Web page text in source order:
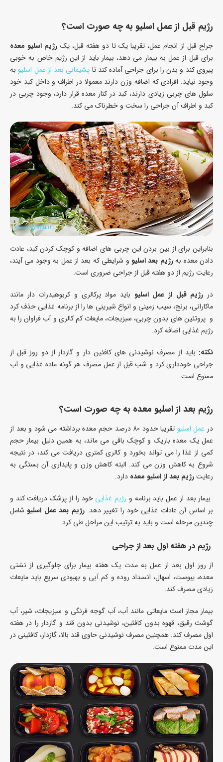
رژیم قبل از عمل اسلیو به چه صورت است؟
جراح قبل از انجام عمل، تقریبا یک تا دو هفته قبل، یک رژیم اسلیو معده
برای قبل از عمل به بیمار می دهد، بیمار باید از این رژیم خاص به خوبی
پیروی کند و بدن را برای جراحی آماده کند تا پشیمانی بعد از عمل اسلیوبه
وجود نیاید. افرادی که اضافه وزن دارند معمولا در اطراف و داخل کبد خود
سلول های چربی زیادی دارند، کبد در کنار معده قرار دارد، وجود چربی در
کبد و اطراف آن جراحی را سخت و خطرناک می کند.
بنابراین برای از بین بردن این چربی های اضافه و کوچک کردن کبد، عادت
دادن معده بهرژیم بعد اسلیو و شرایطی که بعد از عمل به وجود می آیند،
رعایت رژیم از دو هفته قبل از جراحی ضروری است.
در رژیم قبل از عمل اسلیو باید مواد پرکالری و کربوهیدرات دار مانند
ماکارانی، برنج، سیب زمینی و انواع شیرینی ها را از برنامه غذایی حذف کرد
و پروتئین های بدون چربی، سبزیجات، مایعات کم کالری و آب فراوان را به
رژیم غذایی اضافه کرد.
نکته: باید از مصرف نوشیدنی های کافئین دار و گازدار از دو روز قبل از
جراحی خودداری کرد و شب قبل از عمل مصرف هر گونه ماده غذایی و آب
ممنوع است.
رژیم بعد از اسلیو معده به چه صورت است؟
در عمل اسلیو
تقریبا حدود 80 درصد حجم معده برداشته می شود و بعد از
عمل یک معده باریک و کوچک باقی می ماند، به همین دلیل بیمار حجم
کمی از غذا را می تواند بخورد و کالری کمتری دریافت می کند، در نتیجه
شروع به کاهش وزن می کند. البته کاهش وزن و پایداری آن بستگی به
رعایترژیم بعد از اسلیو معده دارد.
بیمار بعد از عمل باید برنامه و رژیم غذایی خود را از پزشک دریافت کند و
بر اساس آن عادات غذایی خود را تغییر دهد.رژیم بعد عمل اسلیو شامل
چندین مرحله است و باید به ترتیب این مراحل طی کرد:
رژیم در هفته اول بعد از جراحی
از روز اول بعد از عمل به مدت یک هفته بیمار برای جلوگیری از نشتی
معده، یبوست، اسهال، انسداد روده و کم آبی و بهبودی سریع باید مایعات
زیادی مصرف کند.
بیمار مجاز است مایعاتی مانند آب، آب گوجه فرنگی و سبزیجات، شیر، آب
گوشت رقیق، قهوه بدون کافئین، نوشیدنی بدون قند و گازدار را در هفته
اول مصرف کند. همچنین مصرف نوشیدنی حاوی قند بالا، گازدار، کافئینی در
این مدت ممنوع است.